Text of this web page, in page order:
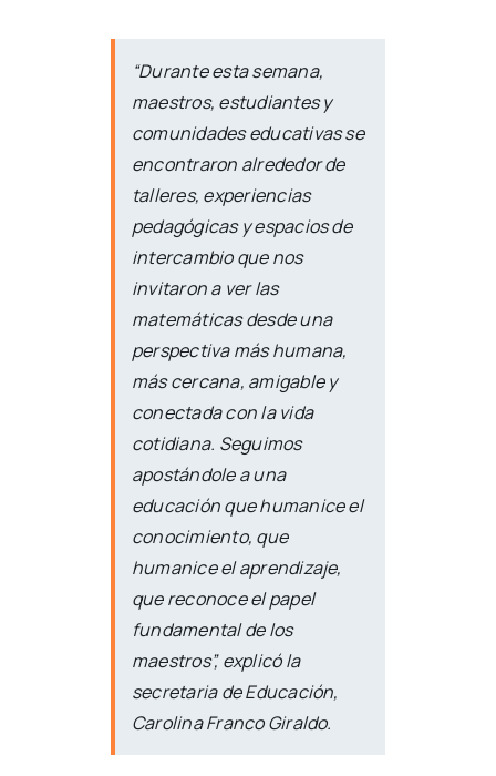
“Durante esta semana,
maestros, estudiantes y
comunidades educativas se
encontraron alrededor de
talleres, experiencias
pedagógicas y espacios de
intercambio que nos
invitaron a ver las
matemáticas desde una
perspectiva más humana,
más cercana, amigable y
conectada con la vida
cotidiana. Seguimos
apostándole a una
educación que humanice el
conocimiento, que
humanice el aprendizaje,
que reconoce el papel
fundamental de los
maestros”, explicó la
secretaria de Educación,
Carolina Franco Giraldo.